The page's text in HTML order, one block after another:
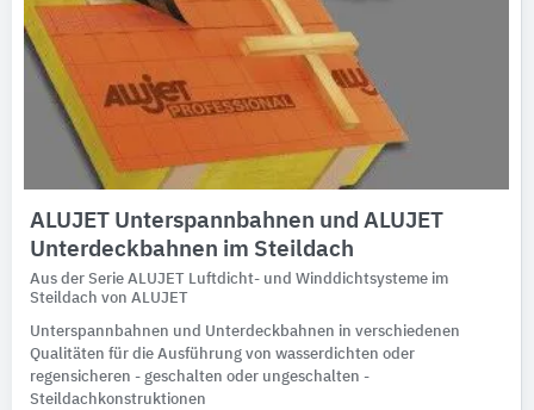
ALUJET Unterspannbahnen und ALUJET
Unterdeckbahnen im Steildach
Aus der Serie ALUJET Luftdicht- und Winddichtsysteme im
Steildach von ALUJET
Unterspannbahnen und Unterdeckbahnen in verschiedenen
Qualitäten für die Ausführung von wasserdichten oder
regensicheren - geschalten oder ungeschalten -
Steildachkonstruktionen